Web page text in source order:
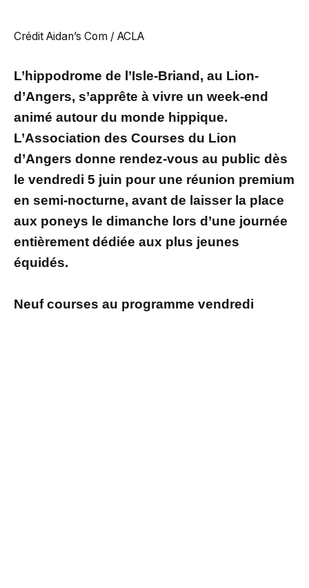
Crédit Aidan’s Com / ACLA
L’hippodrome de l’Isle-Briand, au Lion-
d’Angers, s’apprête à vivre un week-end
animé autour du monde hippique.
L’Association des Courses du Lion
d’Angers donne rendez-vous au public dès
le vendredi 5 juin pour une réunion premium
en semi-nocturne, avant de laisser la place
aux poneys le dimanche lors d’une journée
entièrement dédiée aux plus jeunes
équidés.
Neuf courses au programme vendredi